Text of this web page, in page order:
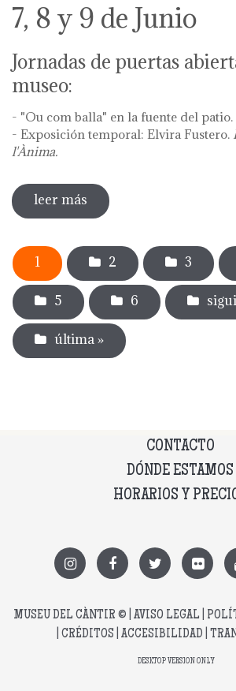
7, 8 y 9 de Junio
Jornadas de puertas
museo:
- "Ou com balla" en la fuente del patio.
- Exposición temporal: Elvira Fustero.
l'Ànima.
leer más sobre diada de la flor -
font
Páginas
1 2 3
5 6
última »
CONTACTO
DÓNDE ESTAMOS
HORARIOS Y
MUSEU DEL CÀNTIR © | AVISO LEGAL
CRÉDITOS ACCESIBILIDAD
DESKTOP VERSION ONLY